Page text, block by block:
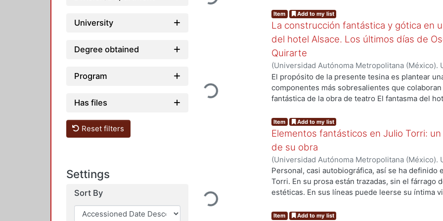
University
Degree obtained
Program
Has files
Reset filters
Settings
Sort By
son “Cordelias”, “Yemasanta”, “El hombre
poder”, que abordan ideas sobre Dios y el
temáticos, actantes, representaciones del bien
acciones individuales y colectivas.
Loading...
Item Add to my list
La construcción fantástica y gótica en
del hotel Alsace. Los últimos días de
Quirarte
(Universidad Autónoma Metropolitana (México).
de Servicios de Información.,2023-11)Godínez
El propósito de la presente tesina es plantear
componentes más sobresalientes que
fantástica de la obra de teatro El fantasma del
efecto de la ambigüedad, la construcción del
de universos ficcionales. En el primer capítulo,
la construcción fantástica del fantasma por
la fantasmagoría con base en las teorías de Max
Sardiñas, Anne Ubersfeld y José Luis García
subjetividad de los misterios del ser humano
angustias, los terrores del humano y así,
no se puede hacer: presentar lo inexpresable
la ambigüedad que parte de la imaginería mental
Loading...
Item Add to my list
Elementos fantásticos en Julio Torri:
de su obra
(Universidad Autónoma Metropolitana (México).
de Servicios de Información., 2022-10) Piedra
Personal, casi autobiográfica, así se ha definido
Torri. En su prosa están trazadas, sin el fárrago
estéticas. En sus líneas puede leerse su íntima
fragmentaria, así también se ha calificado su
Item Add to my list